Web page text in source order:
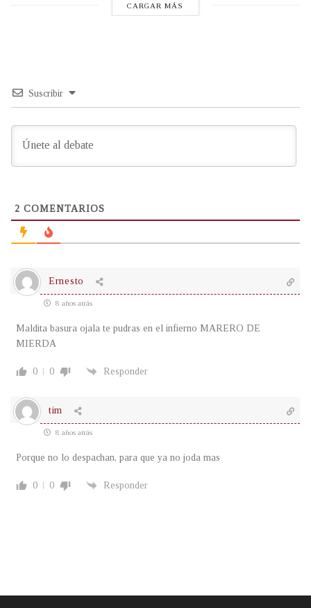
CARGAR MÁS
Suscribir
2 COMENTARIOS
Ernesto
8 años atrás
Maldita basura ojala te pudras en el infierno MARERO DE
MIERDA
0 0 Responder
tim
8 años atrás
Porque no lo despachan, para que ya no joda mas
0 0 Responder